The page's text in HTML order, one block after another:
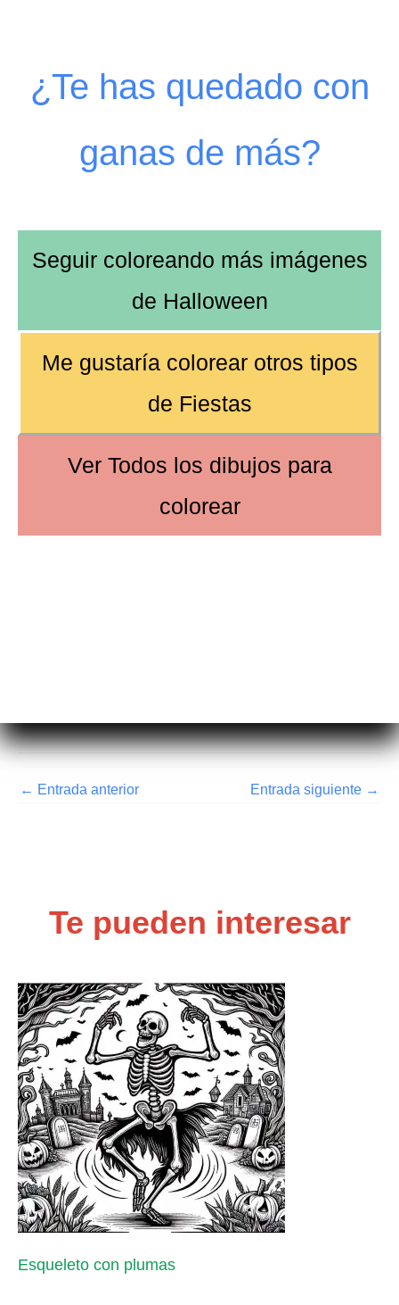
¿Te has quedado con
ganas de más?
Seguir coloreando más imágenes
de Halloween
Me gustaría colorear otros tipos
de Fiestas
Ver Todos los dibujos para
colorear
← Entrada anterior Entrada siguiente →
Te pueden interesar
Esqueleto con plumas